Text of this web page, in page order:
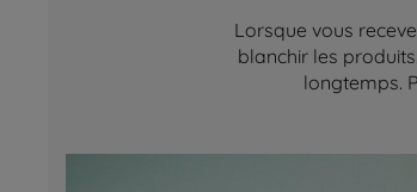
Lorsque vous
blanchir les
longtemps.